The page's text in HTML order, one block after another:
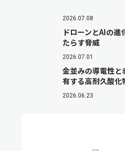
2026.07.08
ドローンとAIの
たらす脅威
2026.07.01
金並みの導電性と
有する高耐久酸化
2026.06.23